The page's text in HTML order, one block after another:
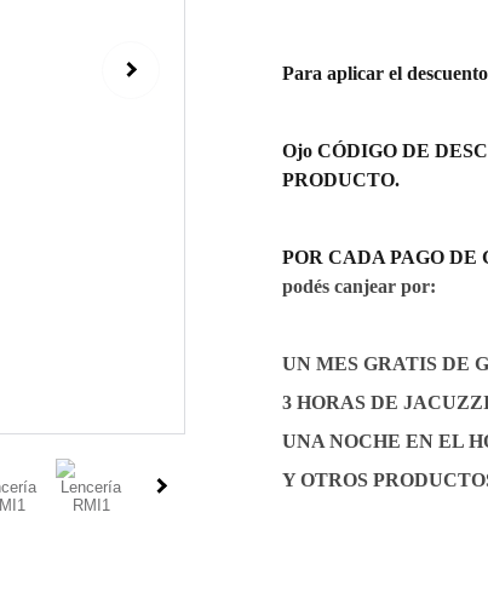
Para aplicar el
Ojo CÓDIGO DE
PRODUCTO.
POR CADA PAGO DE
podés canjear por:
UN MES GRATIS DE
3 HORAS DE
UNA NOCHE EN EL
Y OTROS